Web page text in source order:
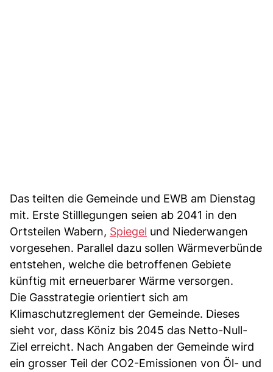
Das teilten die Gemeinde und EWB am Dienstag
mit. Erste Stilllegungen seien ab 2041 in den
Ortsteilen Wabern, Spiegel und Niederwangen
vorgesehen. Parallel dazu sollen Wärmeverbünde
entstehen, welche die betroffenen Gebiete
künftig mit erneuerbarer Wärme versorgen.
Die Gasstrategie orientiert sich am
Klimaschutzreglement der Gemeinde. Dieses
sieht vor, dass Köniz bis 2045 das Netto-Null-
Ziel erreicht. Nach Angaben der Gemeinde wird
ein grosser Teil der CO2-Emissionen von Öl- und